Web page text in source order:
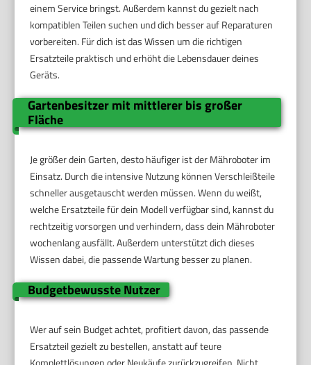
einem Service bringst. Außerdem kannst du gezielt nach
kompatiblen Teilen suchen und dich besser auf Reparaturen
vorbereiten. Für dich ist das Wissen um die richtigen
Ersatzteile praktisch und erhöht die Lebensdauer deines
Geräts.
Gartenbesitzer mit mittlerer bis großer
Fläche
Je größer dein Garten, desto häufiger ist der Mähroboter im
Einsatz. Durch die intensive Nutzung können Verschleißteile
schneller ausgetauscht werden müssen. Wenn du weißt,
welche Ersatzteile für dein Modell verfügbar sind, kannst du
rechtzeitig vorsorgen und verhindern, dass dein Mähroboter
wochenlang ausfällt. Außerdem unterstützt dich dieses
Wissen dabei, die passende Wartung besser zu planen.
Budgetbewusste Nutzer
Wer auf sein Budget achtet, profitiert davon, das passende
Ersatzteil gezielt zu bestellen, anstatt auf teure